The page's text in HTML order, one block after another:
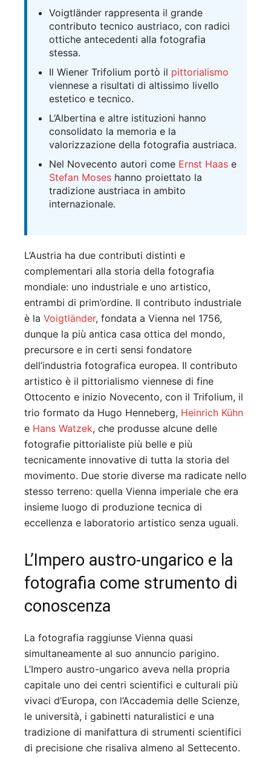
Voigtländer rappresenta il grande
contributo tecnico austriaco, con radici
ottiche antecedenti alla fotografia
stessa.
Il Wiener Trifolium portò il pittorialismo
viennese a risultati di altissimo livello
estetico e tecnico.
L’Albertina e altre istituzioni hanno
consolidato la memoria e la
valorizzazione della fotografia austriaca.
Nel Novecento autori come Ernst Haas e
Stefan Moses hanno proiettato la
tradizione austriaca in ambito
internazionale.
L’Austria ha due contributi distinti e
complementari alla storia della fotografia
mondiale: uno industriale e uno artistico,
entrambi di prim’ordine. Il contributo industriale
è la Voigtländer, fondata a Vienna nel 1756,
dunque la più antica casa ottica del mondo,
precursore e in certi sensi fondatore
dell’industria fotografica europea. Il contributo
artistico è il pittorialismo viennese di fine
Ottocento e inizio Novecento, con il Trifolium, il
trio formato da Hugo Henneberg, Heinrich Kühn
e Hans Watzek, che produsse alcune delle
fotografie pittorialiste più belle e più
tecnicamente innovative di tutta la storia del
movimento. Due storie diverse ma radicate nello
stesso terreno: quella Vienna imperiale che era
insieme luogo di produzione tecnica di
eccellenza e laboratorio artistico senza uguali.
L’Impero austro-ungarico e la
fotografia come strumento di
conoscenza
La fotografia raggiunse Vienna quasi
simultaneamente al suo annuncio parigino.
L’Impero austro-ungarico aveva nella propria
capitale uno dei centri scientifici e culturali più
vivaci d’Europa, con l’Accademia delle Scienze,
le università, i gabinetti naturalistici e una
tradizione di manifattura di strumenti scientifici
di precisione che risaliva almeno al Settecento.